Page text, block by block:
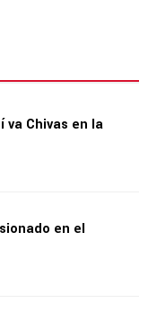
va Chivas en la
en el